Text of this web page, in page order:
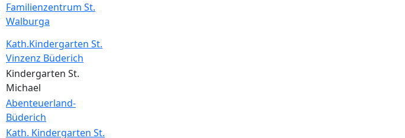
Familienzentrum St.
Walburga
Kath.Kindergarten St.
Vinzenz Büderich
Kindergarten St.
Michael
Abenteuerland-
Büderich
Kath. Kindergarten St.